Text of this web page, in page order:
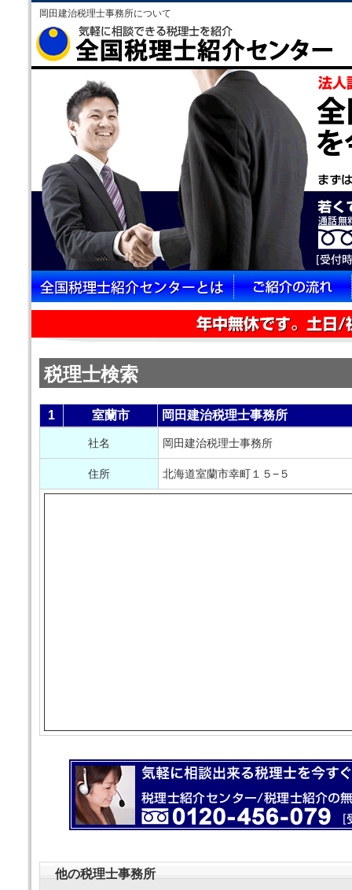
岡田建治税理士事務所について
税理士検索
1 室蘭市 岡田建治税理士事務所
社名 岡田建治税理士事務所
住所 北海道室蘭市幸町１５−５
他の税理士事務所